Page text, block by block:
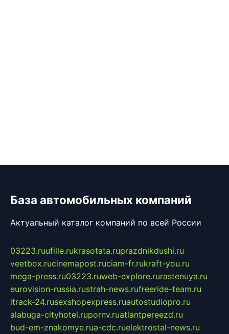
База автомобильных компаний
Актуальный каталог компаний по всей России
03223.ruufille.rukrasotata.ruprazdnikdushi.ru
veetbox.rucinemapost.ruciam-fr.rukraft-you.ru
mega-press.ru03223.ruweb-explore.rurastenuya.ru
eurovision-russia.rustrah-news.rufreeride-team.ru
itrack-24.rusexshopexpress.ruautostudiopro.ru
alabuga-cityhotel.rupornv.ruatlantpereezd.ru
bud-em-znakomye.rua-cdc.ruelektrostal-news.ru